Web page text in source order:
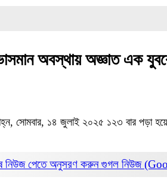
অবস্থায় অজ্ঞাত এক
সোমবার, ১৪ জুলাই ২০২৫ ১২৩ বার পড়া
নিউজ পেতে অনুসরণ করুনগুগল নিউজ